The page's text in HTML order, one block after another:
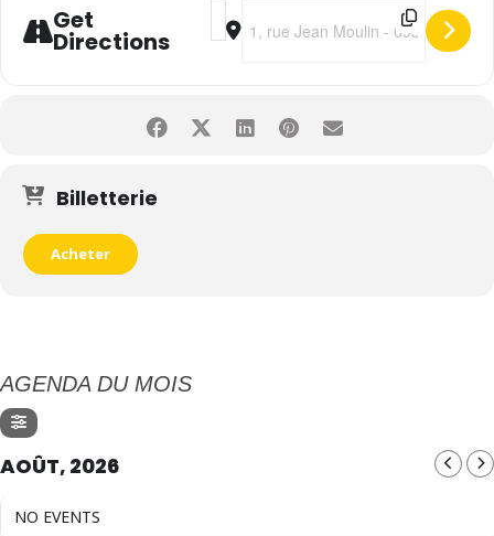
Get
Directions
Address - Yuri Buenaventura
Destination Address - Yuri
Billetterie
Acheter
AGENDA DU MOIS
AOÛT, 2026
NO EVENTS